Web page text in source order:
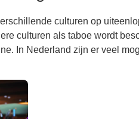
culturen op
culturen als taboe wordt
In Nederland zijn er veel